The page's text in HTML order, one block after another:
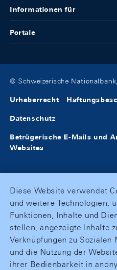
Informationen für
Portale
© Schweizerische
Urheberrecht
Datenschutz
Betrügerische E-Mails und
Websites
Diese Website verwendet
und weitere Technologien,
Funktionen, Inhalte und
stellen, angezeigte Inhalte
Verknüpfungen zu Sozialen
und die Nutzung der
ihrer Bedienbarkeit in